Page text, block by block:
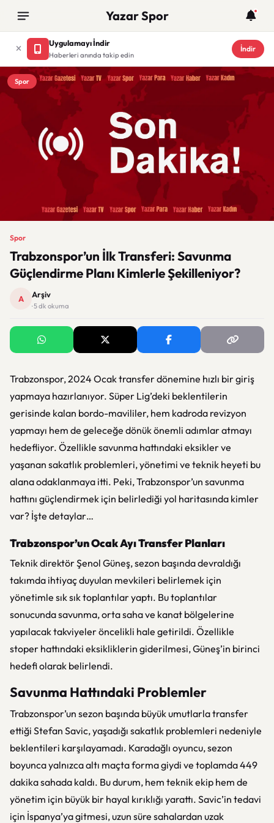
Yazar Spor
Uygulamayı İndir
Haberleri anında takip edin
İndir
Spor
Spor
Trabzonspor’un İlk Transferi: Savunma
Güçlendirme Planı Kimlerle Şekilleniyor?
A Arşiv
· 5 dk okuma
Trabzonspor, 2024 Ocak transfer dönemine hızlı bir giriş
yapmaya hazırlanıyor. Süper Lig’deki beklentilerin
gerisinde kalan bordo-mavililer, hem kadroda revizyon
yapmayı hem de geleceğe dönük önemli adımlar atmayı
hedefliyor. Özellikle savunma hattındaki eksikler ve
yaşanan sakatlık problemleri, yönetimi ve teknik heyeti bu
alana odaklanmaya itti. Peki, Trabzonspor’un savunma
hattını güçlendirmek için belirlediği yol haritasında kimler
var? İşte detaylar…
Trabzonspor’un Ocak Ayı Transfer Planları
Teknik direktör Şenol Güneş, sezon başında devraldığı
takımda ihtiyaç duyulan mevkileri belirlemek için
yönetimle sık sık toplantılar yaptı. Bu toplantılar
sonucunda savunma, orta saha ve kanat bölgelerine
yapılacak takviyeler öncelikli hale getirildi. Özellikle
stoper hattındaki eksikliklerin giderilmesi, Güneş’in birinci
hedefi olarak belirlendi.
Savunma Hattındaki Problemler
Trabzonspor’un sezon başında büyük umutlarla transfer
ettiği Stefan Savic, yaşadığı sakatlık problemleri nedeniyle
beklentileri karşılayamadı. Karadağlı oyuncu, sezon
boyunca yalnızca altı maçta forma giydi ve toplamda 449
dakika sahada kaldı. Bu durum, hem teknik ekip hem de
yönetim için büyük bir hayal kırıklığı yarattı. Savic’in tedavi
için İspanya’ya gitmesi, uzun süre sahalardan uzak